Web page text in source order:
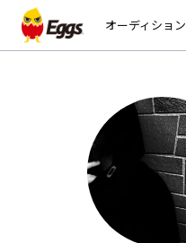
オーディション